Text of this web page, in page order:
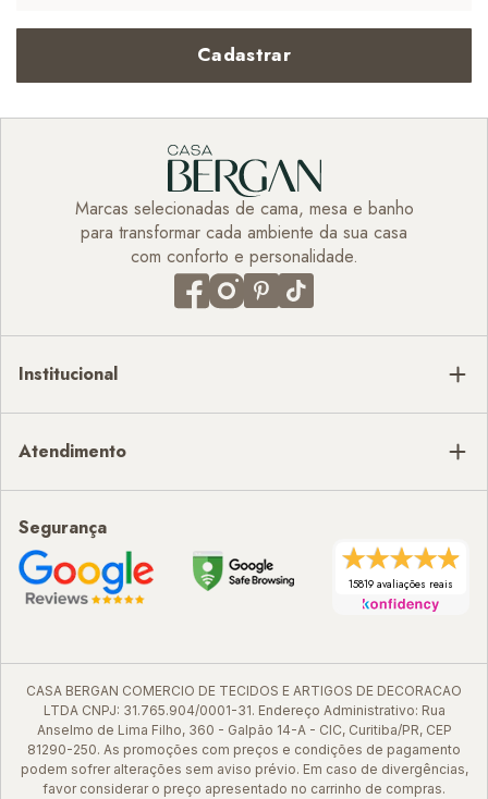
Cadastrar
Marcas selecionadas de cama, mesa e banho
para transformar cada ambiente da sua casa
com conforto e personalidade.
Institucional
Atendimento
Segurança
15819 avaliações reais
CASA BERGAN COMERCIO DE TECIDOS E ARTIGOS DE DECORACAO
LTDA CNPJ: 31.765.904/0001-31. Endereço Administrativo: Rua
Anselmo de Lima Filho, 360 - Galpão 14-A - CIC, Curitiba/PR, CEP
81290-250. As promoções com preços e condições de pagamento
podem sofrer alterações sem aviso prévio. Em caso de divergências,
favor considerar o preço apresentado no carrinho de compras.